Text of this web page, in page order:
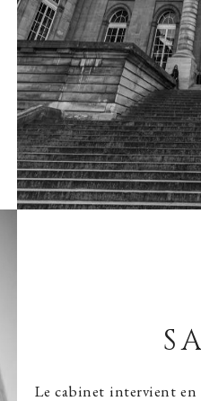
Le cabinet intervient en